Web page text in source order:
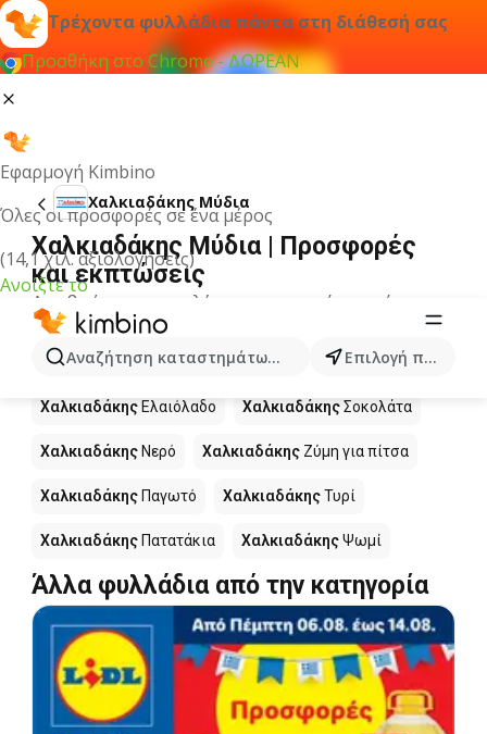
Τρέχοντα φυλλάδια πάντα στη διάθεσή σας
Προσθήκη στο Chrome - ΔΩΡΕΑΝ
Εφαρμογή Kimbino
Όλες οι προσφορές σε ένα μέρος
(14,1 χιλ. αξιολογήσεις)
Ανοίξτε το
Αναζήτηση καταστημάτων, κατηγοριών, προϊόντων...
Επιλογή πόλης
Χαλκιαδάκης Μύδια
Χαλκιαδάκης Μύδια | Προσφορές
και εκπτώσεις
Δεν βρήκαμε αποτελέσματα για αυτόν τον όρο.
Άλλα προϊόντα στα καταστήματα
Χαλκιαδάκης
Χαλκιαδάκης Ελαιόλαδο ΧαλκιαδάκηςΣοκολάτα
Χαλκιαδάκης Νερό Χαλκιαδάκης Ζύμη για πίτσα
Χαλκιαδάκης Παγωτό ΧαλκιαδάκηςΤυρί
Χαλκιαδάκης Πατατάκια ΧαλκιαδάκηςΨωμί
Άλλα φυλλάδια από την κατηγορία